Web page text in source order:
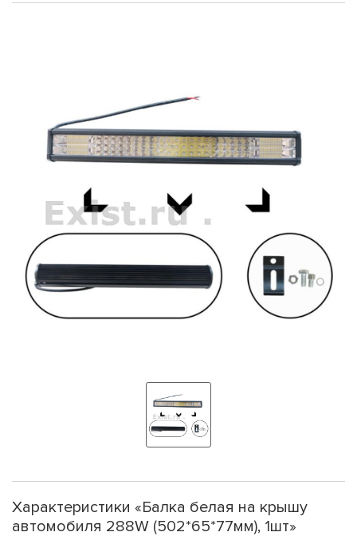
Характеристики «Балка белая на крышу
автомобиля 288W (502*65*77мм), 1шт»